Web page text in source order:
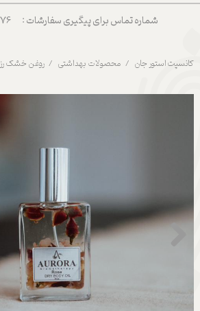
شماره تماس برای پیگیری سفارشات : 09357675776
کانسپت استور جان محصولات بهداشتی روغن خشک رز